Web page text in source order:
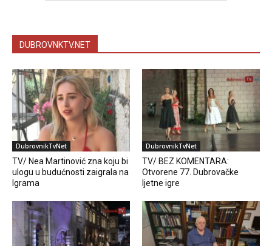
DUBROVNKTV.NET
DubrovnikTvNet
TV/ Nea Martinović zna koju bi
ulogu u budućnosti zaigrala na
Igrama
DubrovnikTvNet
TV/ BEZ KOMENTARA:
Otvorene 77. Dubrovačke
ljetne igre